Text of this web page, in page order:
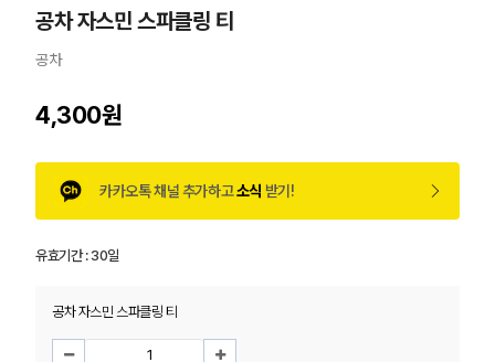
공차 자스민 스파클링 티
공차
4,300원
카카오톡 채널 추가하고소식 받기!
유효기간 :30일
공차 자스민 스파클링 티